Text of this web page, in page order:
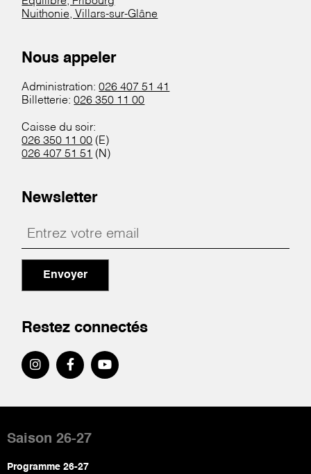
Nuithonie, Villars-sur-Glâne
Nous appeler
Administration:026 407 51 41
Billetterie:026 350 11 00
Caisse du soir:
026 350 11 00 (E)
026 407 51 51 (N)
Newsletter
Envoyer
Restez connectés
de
page
Saison 26-27
Programme 26-27